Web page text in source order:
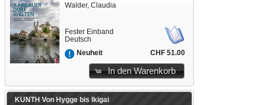
Walder, Claudia
Fester Einband
Deutsch
Neuheit
CHF 51.00
In den Warenkorb
KUNTH Von Hygge bis Ikigai